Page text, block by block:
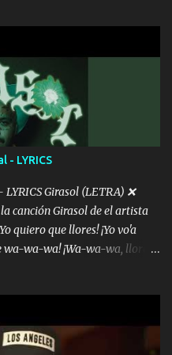
a todo el mundo pa' conectar
pisas a to'a tu gente Pa’ dar
traigo un Balvin en los
resiliente ¿Acaso eres
Parcerito, abre los ojos y
son los nombres de tus
del diablo " ¿Si ...
- LYRICS
Girasol (LETRA) ❌
canción Girasol de el artista
quiero que llores! ¡Yo vo'a
wa-wa-wa! ¡Wa-wa-wa, llores!
a todo el mundo pa' conectar
pisas a to'a tu gente Pa’ dar